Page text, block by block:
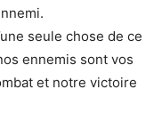
seule chose de ce
ennemis sont vos
et notre victoire